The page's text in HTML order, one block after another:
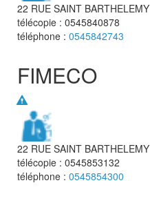
22 RUE SAINT BARTHELEMY
télécopie : 0545840878
téléphone : 0545842743
FIMECO
22 RUE SAINT BARTHELEMY
télécopie : 0545853132
téléphone : 0545854300